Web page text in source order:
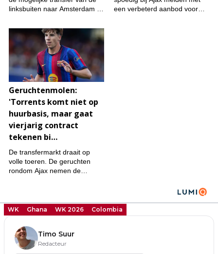
WK Ghana WK 2026 Colombia
Timo Suur
Redacteur